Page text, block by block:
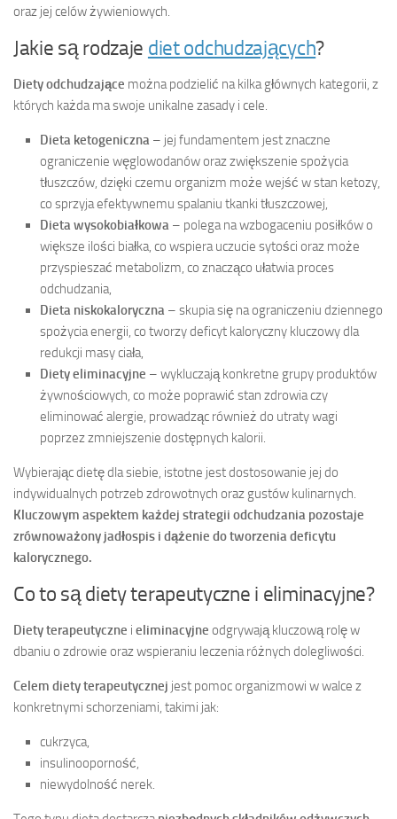
oraz jej celów żywieniowych.
Jakie są rodzaje diet odchudzających?
Diety odchudzające można podzielić na kilka głównych kategorii, z
których każda ma swoje unikalne zasady i cele.
Dieta ketogeniczna – jej fundamentem jest znaczne
ograniczenie węglowodanów oraz zwiększenie spożycia
tłuszczów, dzięki czemu organizm może wejść w stan ketozy,
co sprzyja efektywnemu spalaniu tkanki tłuszczowej,
Dieta wysokobiałkowa – polega na wzbogaceniu posiłków o
większe ilości białka, co wspiera uczucie sytości oraz może
przyspieszać metabolizm, co znacząco ułatwia proces
odchudzania,
Dieta niskokaloryczna – skupia się na ograniczeniu dziennego
spożycia energii, co tworzy deficyt kaloryczny kluczowy dla
redukcji masy ciała,
Diety eliminacyjne – wykluczają konkretne grupy produktów
żywnościowych, co może poprawić stan zdrowia czy
eliminować alergie, prowadząc również do utraty wagi
poprzez zmniejszenie dostępnych kalorii.
Wybierając dietę dla siebie, istotne jest dostosowanie jej do
indywidualnych potrzeb zdrowotnych oraz gustów kulinarnych.
Kluczowym aspektem każdej strategii odchudzania pozostaje
zrównoważony jadłospis i dążenie do tworzenia deficytu
kalorycznego.
Co to są diety terapeutyczne i eliminacyjne?
Diety terapeutyczne i eliminacyjne odgrywają kluczową rolę w
dbaniu o zdrowie oraz wspieraniu leczenia różnych dolegliwości.
Celem diety terapeutycznej jest pomoc organizmowi w walce z
konkretnymi schorzeniami, takimi jak:
cukrzyca,
insulinooporność,
niewydolność nerek.